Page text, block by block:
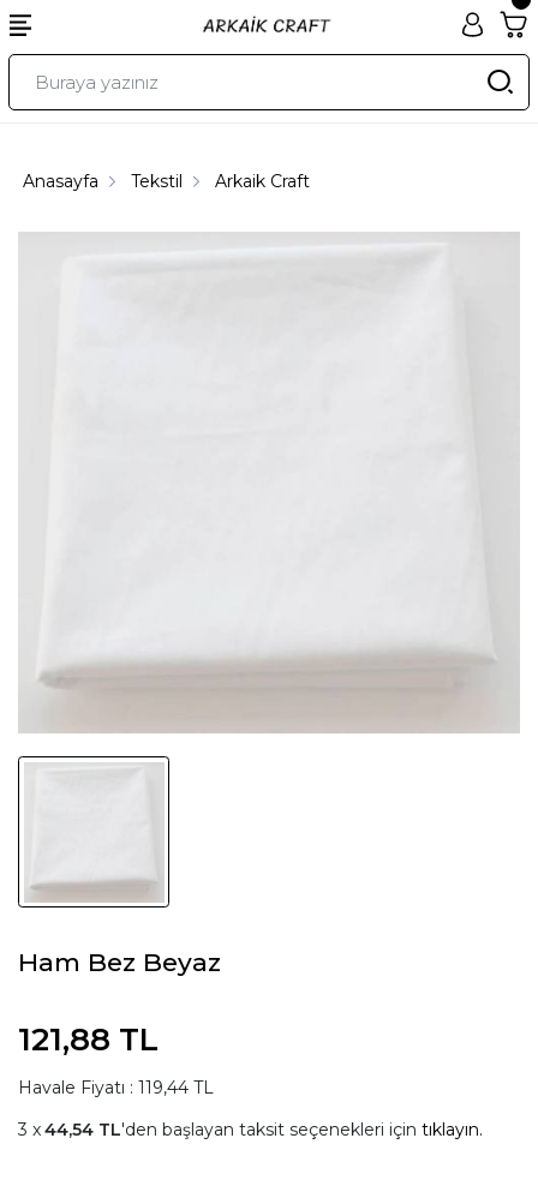
Anasayfa Tekstil Arkaik Craft
Ham Bez Beyaz
121,88 TL
Havale Fiyatı : 119,44 TL
44,54 TL'den başlayan taksit seçenekleri için tıklayın.